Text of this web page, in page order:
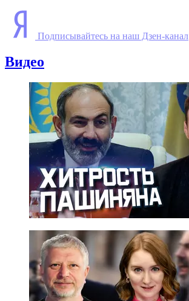
Подписывайтесь на наш Дзен-канал
Видео